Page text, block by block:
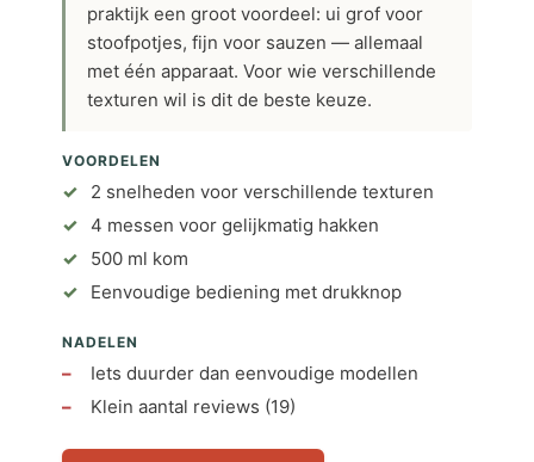
praktijk een groot voordeel: ui grof voor
stoofpotjes, fijn voor sauzen — allemaal
met één apparaat. Voor wie verschillende
texturen wil is dit de beste keuze.
VOORDELEN
2 snelheden voor verschillende texturen
4 messen voor gelijkmatig hakken
500 ml kom
Eenvoudige bediening met drukknop
NADELEN
Iets duurder dan eenvoudige modellen
Klein aantal reviews (19)